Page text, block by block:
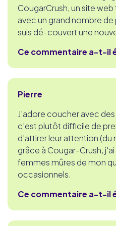
CougarCrush, un site
avec un grand nombre
suis dé-couvert une
Ce commentaire a-t-il
Pierre
J'adore coucher avec
c'est plutôt difficile de
d'attirer leur attention (du
grâce à Cougar-Crush,
femmes mûres de mon
occasionnels.
Ce commentaire a-t-il